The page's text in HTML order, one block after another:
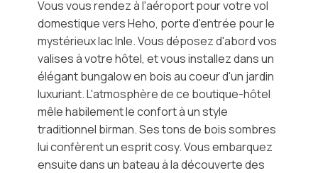
Vous vous rendez à l'aéroport pour votre vol
domestique vers Heho, porte d'entrée pour le
mystérieuxlac Inle.Vous déposez d'abord vos
valises à votre hôtel, et vous installez dans un
élégant bungalow en bois au coeur d'un jardin
luxuriant. L'atmosphère de ce boutique-hôtel
mêle habilement le confort à un style
traditionnel birman. Ses tons de bois sombres
lui confèrent un esprit cosy. Vous embarquez
ensuite dans un bateauà la découverte des